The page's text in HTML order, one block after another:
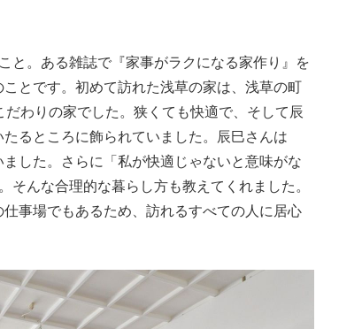
。ある雑誌で『家事がラクになる家作り』を
とです。初めて訪れた浅草の家は、浅草の町
わりの家でした。狭くても快適で、そして辰
るところに飾られていました。辰巳さんは
した。さらに「私が快適じゃないと意味がな
んな合理的な暮らし方も教えてくれました。
事場でもあるため、訪れるすべての人に居心